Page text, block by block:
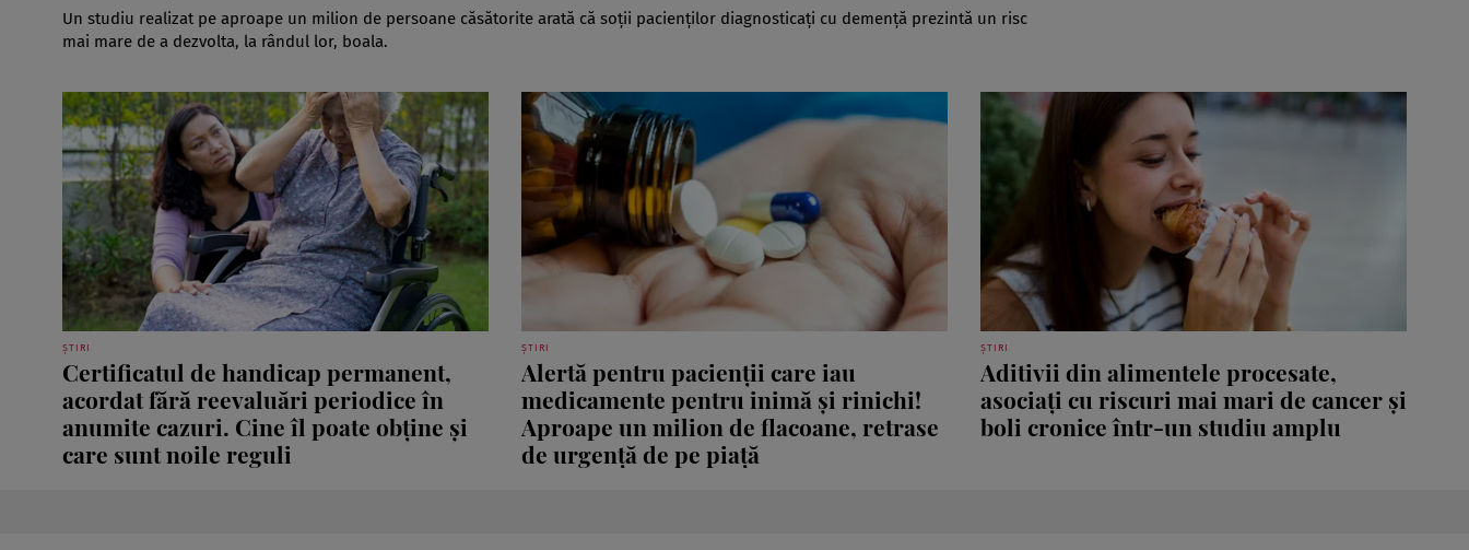
Un studiu realizat pe aproape un milion de persoane căsătorite arată că soții pacienților diagnosticați cu demență prezintă un risc
mai mare de a dezvolta, la rândul lor, boala.
ȘTIRI
Certificatul de handicap permanent,
acordat fără reevaluări periodice în
anumite cazuri. Cine îl poate obține și
care sunt noile reguli
ȘTIRI
Alertă pentru pacienții care iau
medicamente pentru inimă și rinichi!
Aproape un milion de flacoane, retrase
de urgență de pe piață
ȘTIRI
Aditivii din alimentele procesate,
asociați cu riscuri mai mari de cancer și
boli cronice într-un studiu amplu